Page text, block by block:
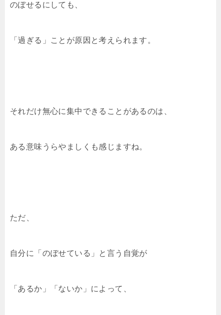
のぼせるにしても、
「過ぎる」ことが原因と考えられます。
それだけ無心に集中できることがあるのは、
ある意味うらやましくも感じますね。
ただ、
自分に「のぼせている」と言う自覚が
「あるか」「ないか」によって、